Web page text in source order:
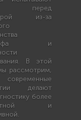
перед
из-за
и
В этой
рассмотрим,
делают
более
и